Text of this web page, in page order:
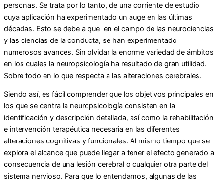
personas. Se trata por lo tanto, de una corriente de estudio
cuya aplicación ha experimentado un auge en las últimas
décadas. Esto se debe a que en el campo de las neurociencias
y las ciencias de la conducta, se han experimentado
numerosos avances. Sin olvidar la enorme variedad de ámbitos
en los cuales la neuropsicología ha resultado de gran utilidad.
Sobre todo en lo que respecta a las alteraciones cerebrales.
Siendo así, es fácil comprender que los objetivos principales en
los que se centra la neuropsicología consisten en la
identificación y descripción detallada, así como la rehabilitación
e intervención terapéutica necesaria en las diferentes
alteraciones cognitivas y funcionales. Al mismo tiempo que se
explora el alcance que puede llegar a tener el efecto generado a
consecuencia de una lesión cerebral o cualquier otra parte del
sistema nervioso. Para que lo entendamos, algunas de las